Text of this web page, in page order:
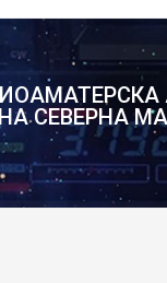
СЕВЕРНА